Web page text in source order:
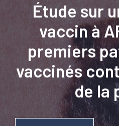
Étude sur
vaccin à
premiers
vaccinés
de la